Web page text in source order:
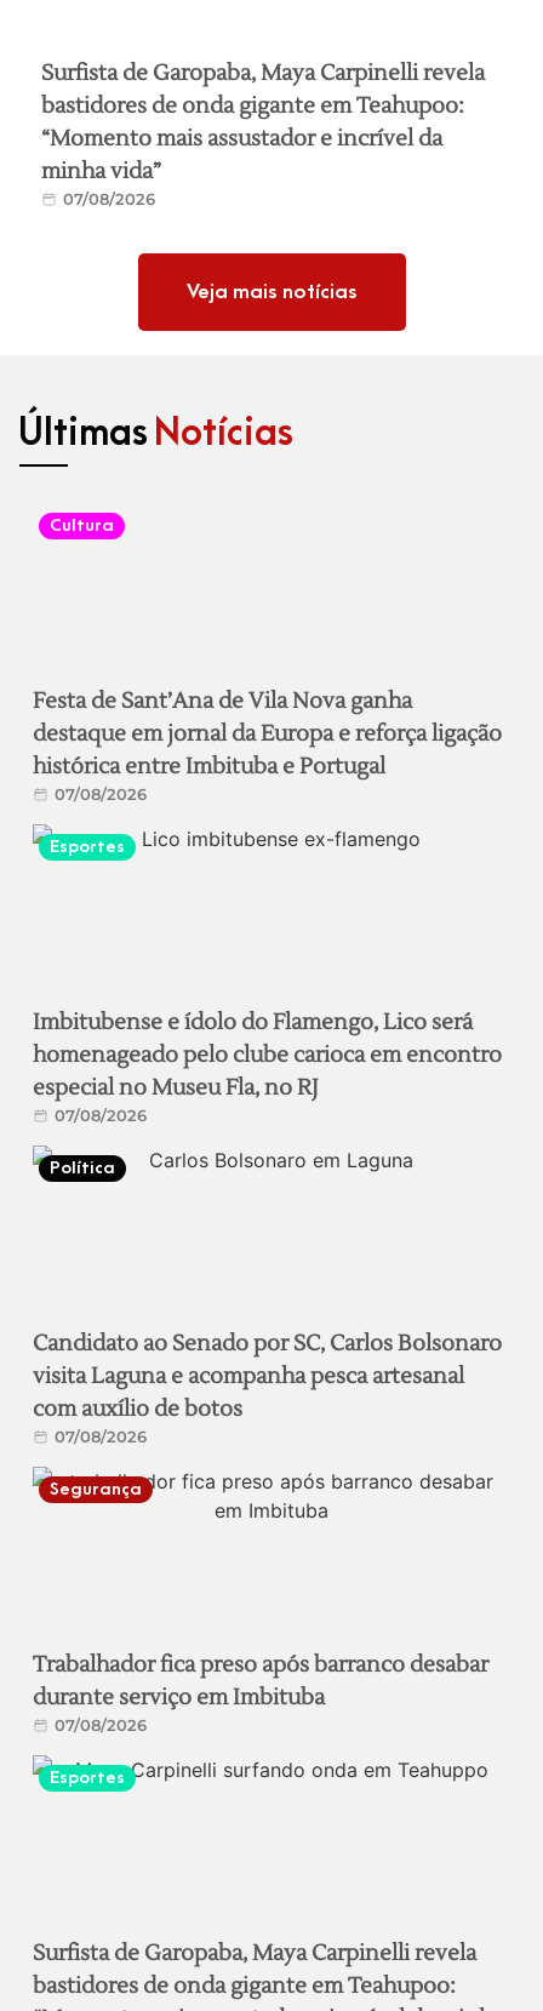
Surfista de Garopaba, Maya Carpinelli revela
bastidores de onda gigante em Teahupoo:
“Momento mais assustador e incrível da
minha vida”
07/08/2026
Veja mais notícias
Últimas Notícias
Cultura
Festa de Sant’Ana de Vila Nova ganha
destaque em jornal da Europa e reforça ligação
histórica entre Imbituba e Portugal
07/08/2026
Esportes
Imbitubense e ídolo do Flamengo, Lico será
homenageado pelo clube carioca em encontro
especial no Museu Fla, no RJ
07/08/2026
Política
Candidato ao Senado por SC, Carlos Bolsonaro
visita Laguna e acompanha pesca artesanal
com auxílio de botos
07/08/2026
Segurança
Trabalhador fica preso após barranco desabar
durante serviço em Imbituba
07/08/2026
Esportes
Surfista de Garopaba, Maya Carpinelli revela
bastidores de onda gigante em Teahupoo: